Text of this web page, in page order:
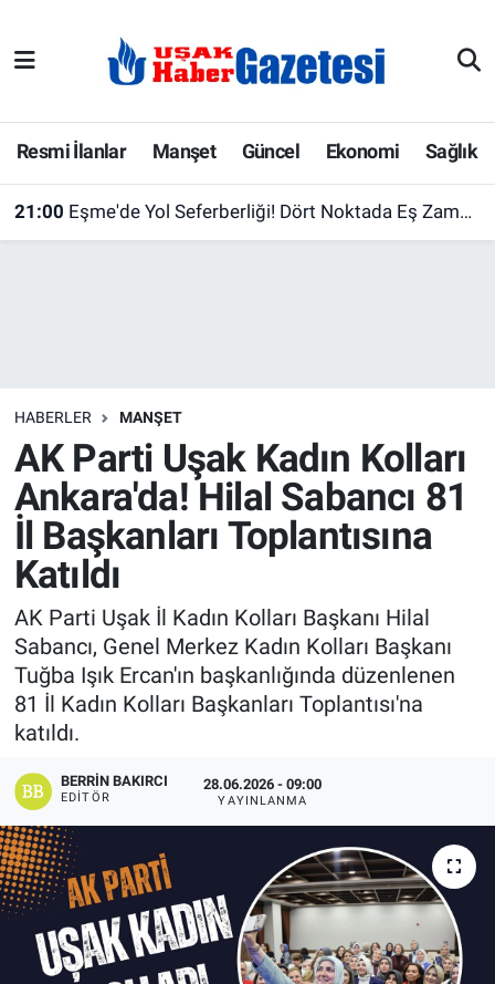
Resmi İlanlar Manşet Güncel Ekonomi Sağlık
21:00 Eşme'de Yol Seferberliği! Dört Noktada Eş Zamanlı Çalışma Başlatıldı
HABERLER MANŞET
AK Parti Uşak Kadın Kolları
Ankara'da! Hilal Sabancı 81
İl Başkanları Toplantısına
Katıldı
AK Parti Uşak İl Kadın Kolları Başkanı Hilal
Sabancı, Genel Merkez Kadın Kolları Başkanı
Tuğba Işık Ercan'ın başkanlığında düzenlenen
81 İl Kadın Kolları Başkanları Toplantısı'na
katıldı.
BERRIN BAKIRCI
EDITÖR
28.06.2026 - 09:00
YAYINLANMA
E-Gazete
Ekonomi
Köşe Yazarları
Kültür Sanat
Manşet
Resmi İlanlar
Sağlık
Son Dakika
Uşak Hava Durumu
Uşak Trafik Yoğunluk Haritası